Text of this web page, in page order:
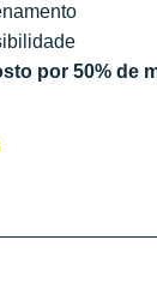
por 50% de